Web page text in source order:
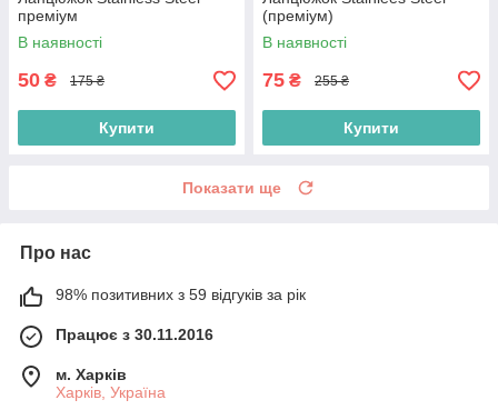
преміум
В наявності
50 ₴ 175 ₴
Купити
(преміум)
В наявності
75 ₴ 255 ₴
Купити
Показати ще
Про нас
98% позитивних з 59 відгуків за рік
Працює з 30.11.2016
м. Харків
Харків, Україна